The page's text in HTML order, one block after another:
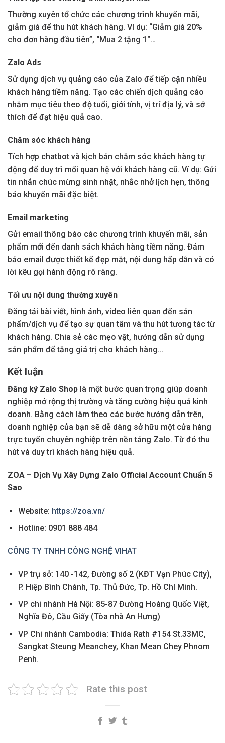
Thường xuyên tổ chức các chương trình khuyến mãi,
giảm giá để thu hút khách hàng. Ví dụ: “Giảm giá 20%
cho đơn hàng đầu tiên”, “Mua 2 tặng 1″…
Zalo Ads
Sử dụng dịch vụ quảng cáo của Zalo để tiếp cận nhiều
khách hàng tiềm năng. Tạo các chiến dịch quảng cáo
nhắm mục tiêu theo độ tuổi, giới tính, vị trí địa lý, và sở
thích để đạt hiệu quả cao.
Chăm sóc khách hàng
Tích hợp chatbot và kịch bản chăm sóc khách hàng tự
động để duy trì mối quan hệ với khách hàng cũ. Ví dụ: Gửi
tin nhắn chúc mừng sinh nhật, nhắc nhở lịch hẹn, thông
báo khuyến mãi đặc biệt.
Email marketing
Gửi email thông báo các chương trình khuyến mãi, sản
phẩm mới đến danh sách khách hàng tiềm năng. Đảm
bảo email được thiết kế đẹp mắt, nội dung hấp dẫn và có
lời kêu gọi hành động rõ ràng.
Tối ưu nội dung thường xuyên
Đăng tải bài viết, hình ảnh, video liên quan đến sản
phẩm/dịch vụ để tạo sự quan tâm và thu hút tương tác từ
khách hàng. Chia sẻ các mẹo vặt, hướng dẫn sử dụng
sản phẩm để tăng giá trị cho khách hàng…
Kết luận
Đăng ký Zalo Shop là một bước quan trọng giúp doanh
nghiệp mở rộng thị trường và tăng cường hiệu quả kinh
doanh. Bằng cách làm theo các bước hướng dẫn trên,
doanh nghiệp của bạn sẽ dễ dàng sở hữu một cửa hàng
trực tuyến chuyên nghiệp trên nền tảng Zalo. Từ đó thu
hút và duy trì khách hàng hiệu quả.
ZOA – Dịch Vụ Xây Dựng Zalo Official Account Chuẩn 5
Sao
Website: https://zoa.vn/
Hotline: 0901 888 484
CÔNG TY TNHH CÔNG NGHỆ VIHAT
VP trụ sở: 140 -142, Đường số 2 (KĐT Vạn Phúc City),
P. Hiệp Bình Chánh, Tp. Thủ Đức, Tp. Hồ Chí Minh.
VP chi nhánh Hà Nội: 85-87 Đường Hoàng Quốc Việt,
Nghĩa Đô, Cầu Giấy (Tòa nhà An Hưng)
VP Chi nhánh Cambodia: Thida Rath #154 St.33MC,
Sangkat Steung Meanchey, Khan Mean Chey Phnom
Penh.
Rate this post